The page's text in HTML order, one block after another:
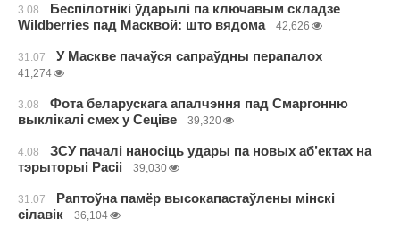
3.08
Беспілотнікі ўдарылі па ключавым складзе
Wildberries пад Масквой: што вядома
42,626
31.07 У Маскве пачаўся сапраўдны перапалох
41,274
3.08
Фота беларускага апалчэння пад Смаргонню
выклікалі смех у Сеціве
39,320
4.08
ЗСУ пачалі наносіць удары па новых аб’ектах на
тэрыторыі Расіі
39,030
31.07
Раптоўна памёр высокапастаўлены мінскі
сілавік
36,104